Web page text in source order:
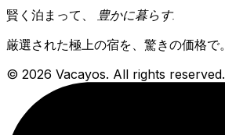
賢く泊まって、 豊かに暮らす.
厳選された極上の宿を、驚きの価格で。
© 2026 Vacayos. All rights reserved.